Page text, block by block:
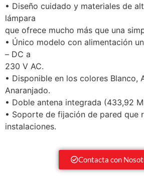
• Diseño cuidado y materiales de
lámpara
que ofrece mucho más que una
• Único modelo con alimentación
– DC a
230 V AC.
• Disponible en los colores Blanco,
Anaranjado.
• Doble antena integrada (433,92
• Soporte de fijación de pared que
instalaciones.
Contacta con